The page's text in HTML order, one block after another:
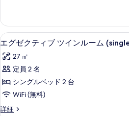
を
表
示
す
る
ル
ル
ー
ム
(1
名
様
利
テ
ィ
ブ
ブ
ル
ー
ム
名
エ
グ
ゼ
ク
テ
羽毛
7
エグゼクティブ ツインルーム
27 ㎡
定員 2 名
シングルベッド 2 台
WiFi (無料)
詳細
エ